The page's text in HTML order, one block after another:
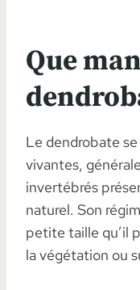
Que
Le dendrobate
vivantes,
invertébrés
naturel. Son
petite taille qu’il
la végétation ou